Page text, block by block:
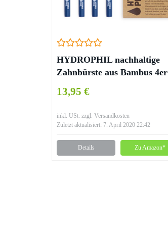
HYDROPHIL nachhaltige
Zahnbürste aus Bambus 4er
13,95 €
inkl. USt. zzgl. Versandkosten
Zuletzt aktualisiert: 7. April 2020 22:42
Details Zu Amazon*